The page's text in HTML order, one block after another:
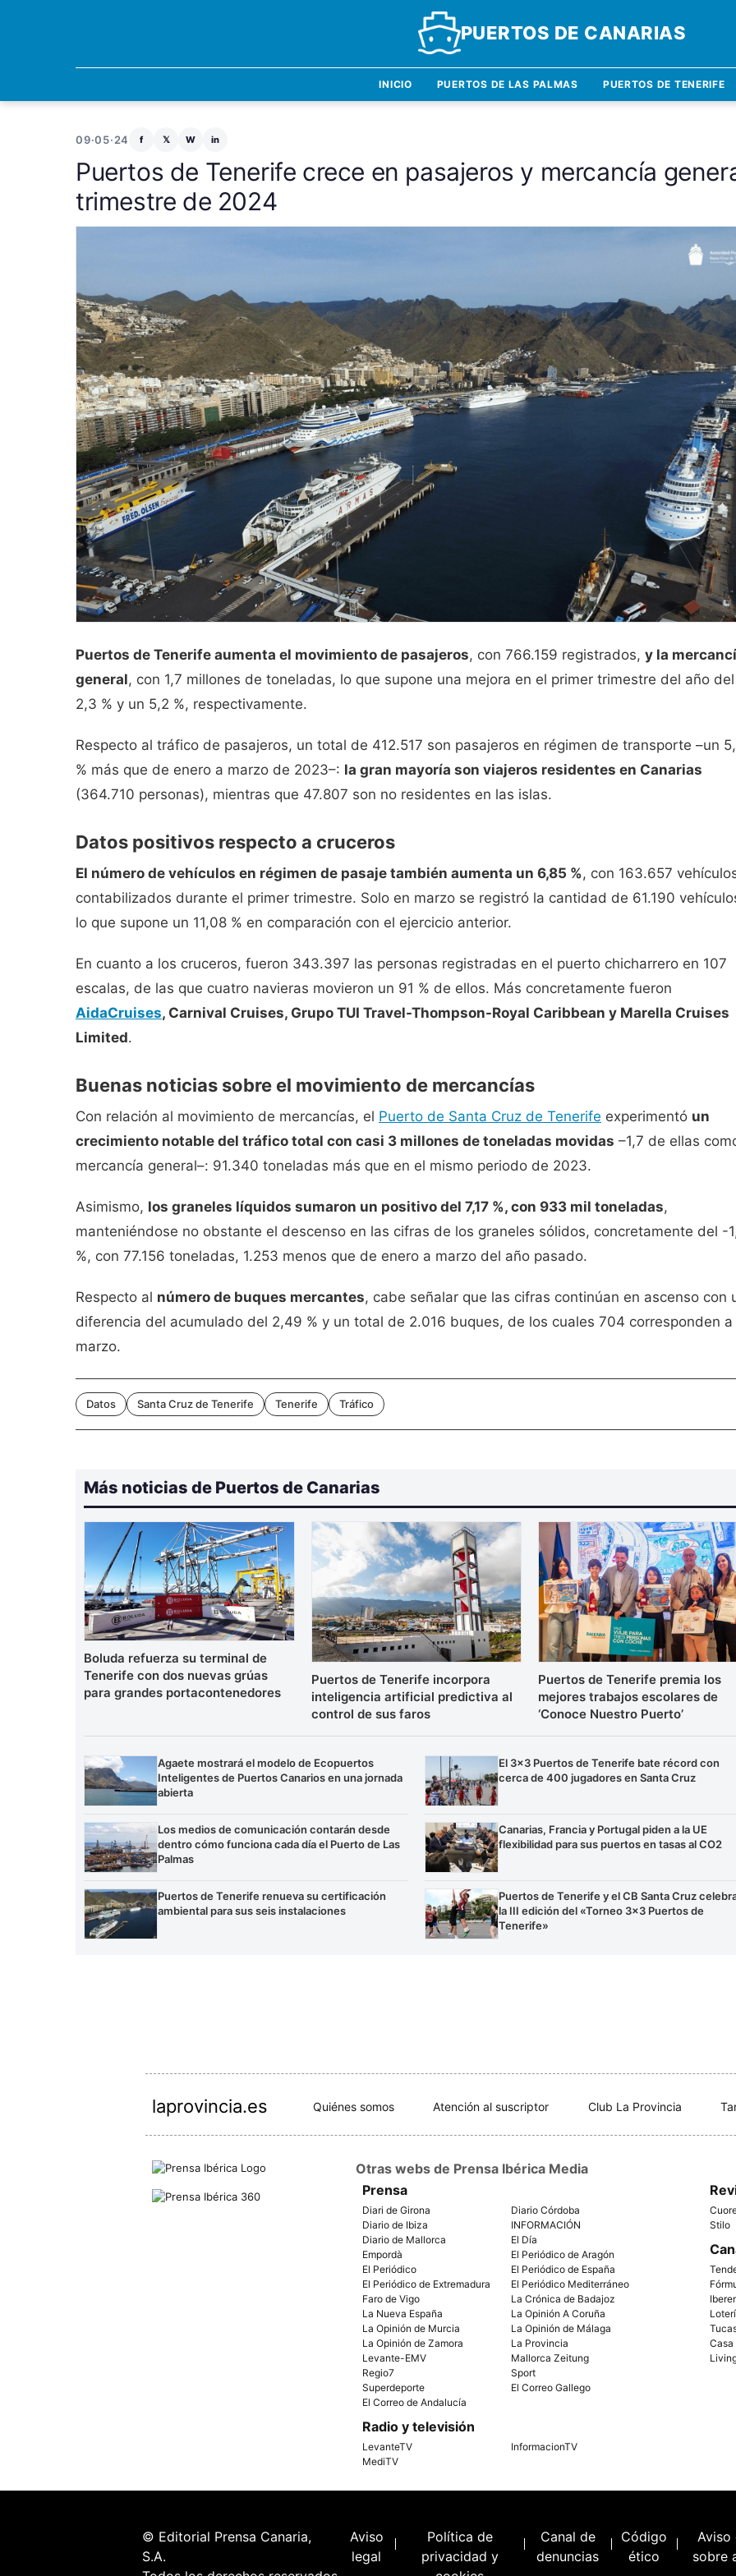
PUERTOS DE CANARIAS
INICIO PUERTOS DE LAS PALMAS PUERTOS DE TENERIFE
09·05·24 f 𝕏 W in
Puertos de Tenerife crece en pasajeros y mercancía
trimestre de 2024
Puertos de Tenerife aumenta el movimiento de pasajeros, con 766.159 registrados, y la
general, con 1,7 millones de toneladas, lo que supone una mejora en el primer trimestre del año del
2,3 % y un 5,2 %, respectivamente.
Respecto al tráfico de pasajeros, un total de 412.517 son pasajeros en régimen de transporte –un
% más que de enero a marzo de 2023–: la gran mayoría son viajeros residentes en Canarias
(364.710 personas), mientras que 47.807 son no residentes en las islas.
Datos positivos respecto a cruceros
El número de vehículos en régimen de pasaje también aumenta un 6,85 %, con 163.657
contabilizados durante el primer trimestre. Solo en marzo se registró la cantidad de 61.190
lo que supone un 11,08 % en comparación con el ejercicio anterior.
En cuanto a los cruceros, fueron 343.397 las personas registradas en el puerto chicharrero en 107
escalas, de las que cuatro navieras movieron un 91 % de ellos. Más concretamente fueron
AidaCruises, Carnival Cruises, Grupo TUI Travel-Thompson-Royal Caribbean y Marella Cruises
Limited.
Buenas noticias sobre el movimiento de mercancías
Con relación al movimiento de mercancías, el Puerto de Santa Cruz de Tenerife experimentó un
crecimiento notable del tráfico total con casi 3 millones de toneladas movidas –1,7 de ellas
mercancía general–: 91.340 toneladas más que en el mismo periodo de 2023.
Asimismo, los graneles líquidos sumaron un positivo del 7,17 %, con 933 mil toneladas,
manteniéndose no obstante el descenso en las cifras de los graneles sólidos, concretamente del -
%, con 77.156 toneladas, 1.253 menos que de enero a marzo del año pasado.
Respecto al número de buques mercantes, cabe señalar que las cifras continúan en ascenso con
diferencia del acumulado del 2,49 % y un total de 2.016 buques, de los cuales 704 corresponden a
marzo.
Datos Santa Cruz de Tenerife Tenerife Tráfico
Más noticias de Puertos de Canarias
Boluda refuerza su terminal de
Tenerife con dos nuevas grúas
para grandes portacontenedores
Puertos de Tenerife incorpora
inteligencia artificial predictiva al
control de sus faros
Puertos de Tenerife premia los
mejores trabajos escolares de
‘Conoce Nuestro Puerto’
Agaete mostrará el modelo de Ecopuertos
Inteligentes de Puertos Canarios en una jornada
abierta
Los medios de comunicación contarán desde
dentro cómo funciona cada día el Puerto de Las
Palmas
Puertos de Tenerife renueva su certificación
ambiental para sus seis instalaciones
El 3×3 Puertos de Tenerife bate récord con
cerca de 400 jugadores en Santa Cruz
Canarias, Francia y Portugal piden a la UE
flexibilidad para sus puertos en tasas al CO2
Puertos de Tenerife y el CB Santa Cruz
la III edición del «Torneo 3×3 Puertos de
Tenerife»
laprovincia.es Quiénes somos Atención al suscriptor Club La Provincia
Otras webs de Prensa Ibérica Media
Prensa
Diari de Girona
Diario Córdoba
Diario de Ibiza
INFORMACIÓN
Diario de Mallorca
El Día
Empordà
El Periódico de Aragón
El Periódico
El Periódico de España
El Periódico de Extremadura
El Periódico Mediterráneo
Faro de Vigo
La Crónica de Badajoz
La Nueva España
La Opinión A Coruña
La Opinión de Murcia
La Opinión de Málaga
La Opinión de Zamora
La Provincia
Levante-EMV
Mallorca Zeitung
Regio7
Sport
Superdeporte
El Correo Gallego
El Correo de Andalucía
Radio y televisión
LevanteTV
InformacionTV
MediTV
Stilo
Casa
© Editorial Prensa Canaria,
S.A.
Aviso
legal
Política de
privacidad y
Canal de
denuncias
Código
ético
Aviso
sobre